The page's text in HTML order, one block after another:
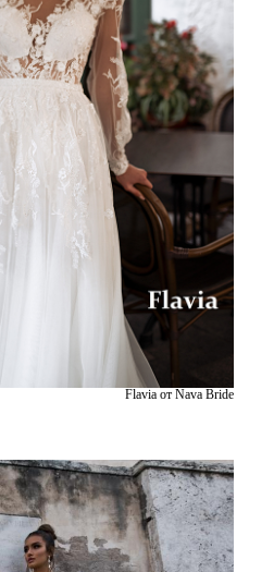
Flavia от Nava Bride